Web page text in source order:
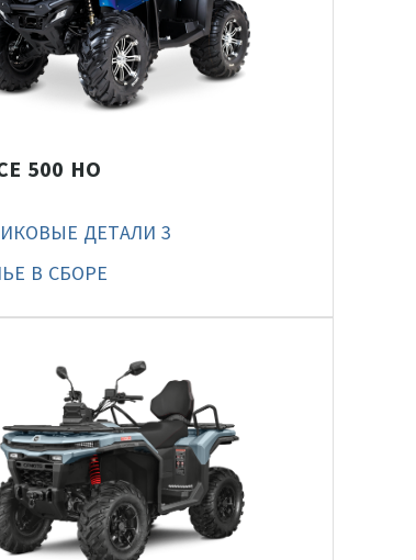
500 HO
ДЕТАЛИ 3
В СБОРЕ